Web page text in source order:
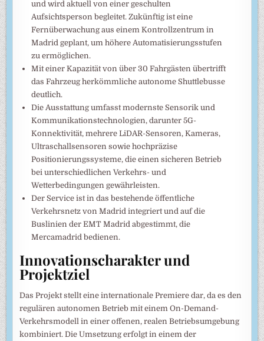
und wird aktuell von einer geschulten
Aufsichtsperson begleitet. Zukünftig ist eine
Fernüberwachung aus einem Kontrollzentrum in
Madrid geplant, um höhere Automatisierungsstufen
zu ermöglichen.
Mit einer Kapazität von über 30 Fahrgästen übertrifft
das Fahrzeug herkömmliche autonome Shuttlebusse
deutlich.
Die Ausstattung umfasst modernste Sensorik und
Kommunikationstechnologien, darunter 5G-
Konnektivität, mehrere LiDAR-Sensoren, Kameras,
Ultraschallsensoren sowie hochpräzise
Positionierungssysteme, die einen sicheren Betrieb
bei unterschiedlichen Verkehrs- und
Wetterbedingungen gewährleisten.
Der Service ist in das bestehende öffentliche
Verkehrsnetz von Madrid integriert und auf die
Buslinien der EMT Madrid abgestimmt, die
Mercamadrid bedienen.
Innovationscharakter und
Projektziel
Das Projekt stellt eine internationale Premiere dar, da es den
regulären autonomen Betrieb mit einem On-Demand-
Verkehrsmodell in einer offenen, realen Betriebsumgebung
kombiniert. Die Umsetzung erfolgt in einem der